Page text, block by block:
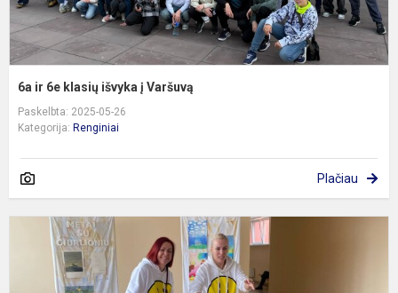
6a ir 6e klasių išvyka į Varšuvą
Paskelbta: 2025-05-26
Kategorija: Renginiai
Plačiau